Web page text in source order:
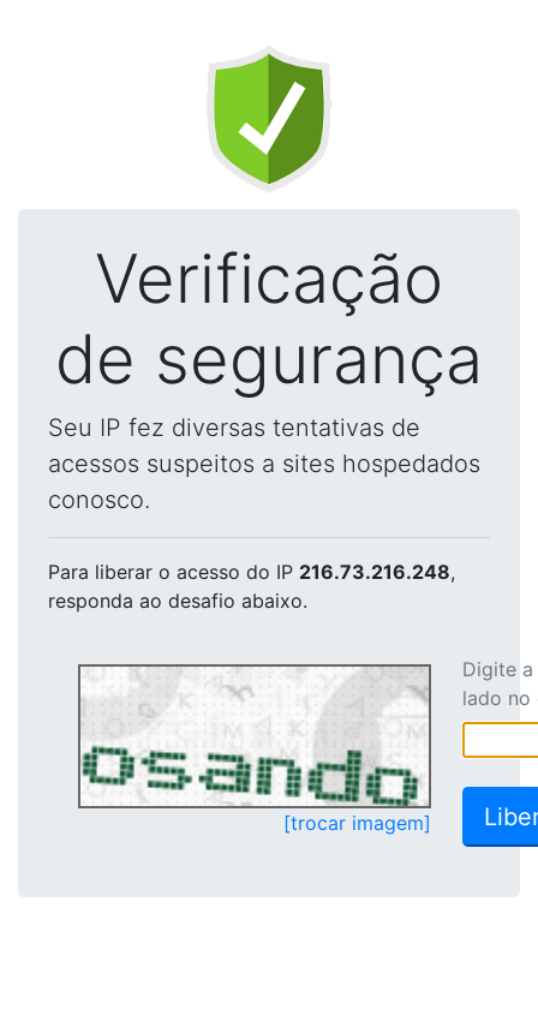
Verificação
de segurança
Seu IP fez diversas tentativas de
acessos suspeitos a sites hospedados
conosco.
Para liberar o acesso do IP 216.73.216.248,
responda ao desafio abaixo.
[trocar imagem]
Digite
lado no